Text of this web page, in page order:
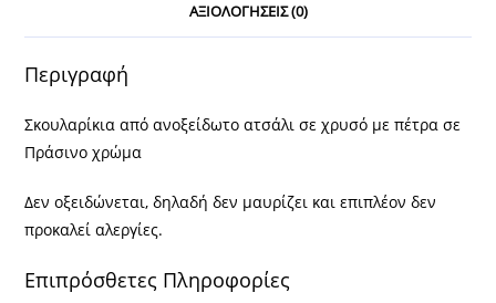
ΑΞΙΟΛΟΓΉΣΕΙΣ (0)
Περιγραφή
Σκουλαρίκια από ανοξείδωτο ατσάλι σε χρυσό με πέτρα σε
Πράσινο χρώμα
Δεν οξειδώνεται, δηλαδή δεν μαυρίζει και επιπλέον δεν
προκαλεί αλεργίες.
Επιπρόσθετες Πληροφορίες